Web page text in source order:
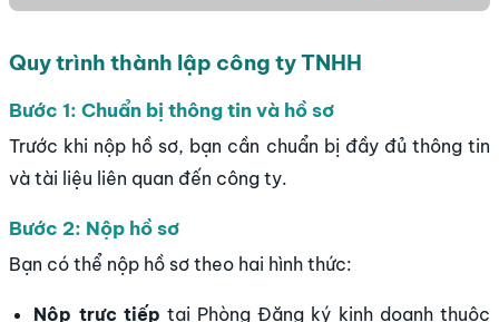
Quy trình thành lập công ty TNHH
Bước 1: Chuẩn bị thông tin và hồ sơ
Trước khi nộp hồ sơ, bạn cần chuẩn bị đầy đủ thông tin
và tài liệu liên quan đến công ty.
Bước 2: Nộp hồ sơ
Bạn có thể nộp hồ sơ theo hai hình thức:
Nộp trực tiếp tại Phòng Đăng ký kinh doanh thuộc